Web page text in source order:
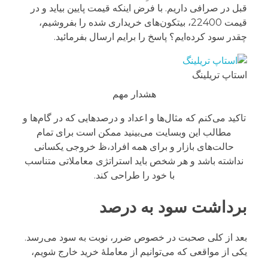
قبل در صرافی داریم. با فرض اینکه قیمت پایین بیاید و در
قیمت 22400، بیتکون‌های خریداری شده را بفروشیم،
چقدر سود کرده‌ایم؟ پاسخ را برایم ارسال بفرمائید.
استاپ تریلینگ
هشدار مهم
تاکید می‌کنم که مثال‌ها و اعداد و درصدهایی که در گام‌ها و
مطالب این وبسایت می‌بینید ممکن است برای تمام
حالت‌های بازار و برای همه افراد،ظ خروجی یکسانی
نداشته باشد و هر شخص باید استراتژی معاملاتی متناسب
با خود را طراحی کند.
برداشت سود به درصد
بعد از کلی صحبت در خصوص ضرر، نوبت به سود می‌رسد.
یکی از مواقعی که می‌توانیم از معاملۀ خرید خارج شویم،